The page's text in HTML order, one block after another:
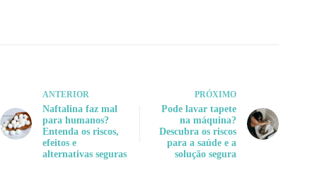
ANTERIOR
Naftalina faz mal
para humanos?
Entenda os riscos,
efeitos e
alternativas seguras
PRÓXIMO
Pode lavar tapete
na máquina?
Descubra os riscos
para a saúde e a
solução segura